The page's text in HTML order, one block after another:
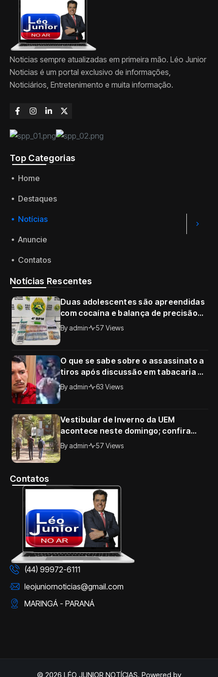
Noticias sempre atualizadas em primeira mão. Léo Junior
Noticias é um portal exclusivo de informações,
Noticiários, Entretenimento e muita informação.
Top Categorias
Home
Destaques
Notícias
Anuncie
Contatos
Notícias Rescentes
Duas adolescentes são apreendidas
com cocaína e balança de precisão
no Conjunto Requião, em Maringá
Byadmin 57 Views
O que se sabe sobre o assassinato a
tiros após discussão em tabacaria de
Sarandi; câmera registrou o crime
Byadmin 63 Views
Vestibular de Inverno da UEM
acontece neste domingo; confira
horários, documentos e tudo o que o
candidato precisa saber
Byadmin 57 Views
Contatos
(44) 99972-6111
leojuniornoticias@gmail.com
MARINGÁ - PARANÁ
© 2026 LÉO JUNIOR NOTÍCIAS. Powered by